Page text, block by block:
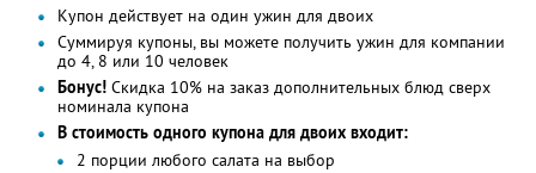
Купон действует на один ужин для двоих
Суммируя купоны, вы можете получить ужин для компании
до 4, 8 или 10 человек
Бонус! Cкидка 10% на заказ дополнительных блюд сверх
номинала купона
В стоимость одного купона для двоих входит:
2 порции любого салата на выбор